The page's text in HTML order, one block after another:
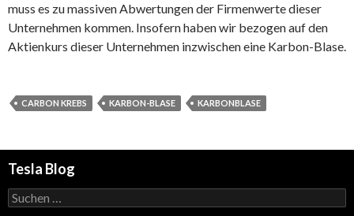
muss es zu massiven Abwertungen der Firmenwerte dieser
Unternehmen kommen. Insofern haben wir bezogen auf den
Aktienkurs dieser Unternehmen inzwischen eine Karbon-Blase.
CARBON KREBS KARBON-BLASE KARBONBLASE
Tesla Blog
Suchen
nach: